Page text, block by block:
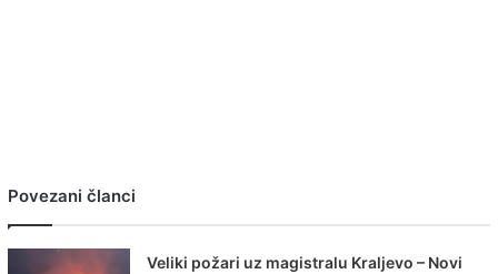
Povezani članci
Veliki požari uz magistralu Kraljevo – Novi